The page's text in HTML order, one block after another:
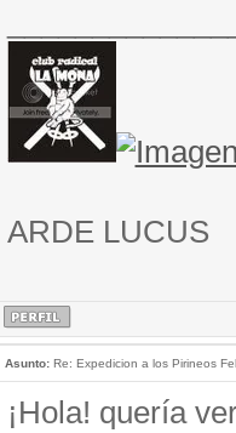
ARDE LUCUS
Asunto:Re: Expedicion a los Pirineos
¡Hola! quería